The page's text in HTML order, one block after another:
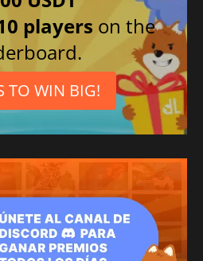
players on the
TO WIN BIG!